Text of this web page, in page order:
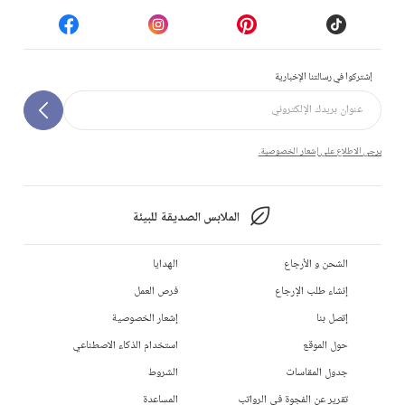
إشتركوا في رسالتنا الإخبارية
يرجى الاطلاع على إشعار الخصوصية.
الملابس الصديقة للبيئة
الشحن و الأرجاع
إنشاء طلب الإرجاع
إتصل بنا
حول الموقع
جدول المقاسات
تقرير عن الفجوة في الرواتب
الهدايا
فرص العمل
إشعار الخصوصية
استخدام الذكاء الاصطناعي
الشروط
المساعدة